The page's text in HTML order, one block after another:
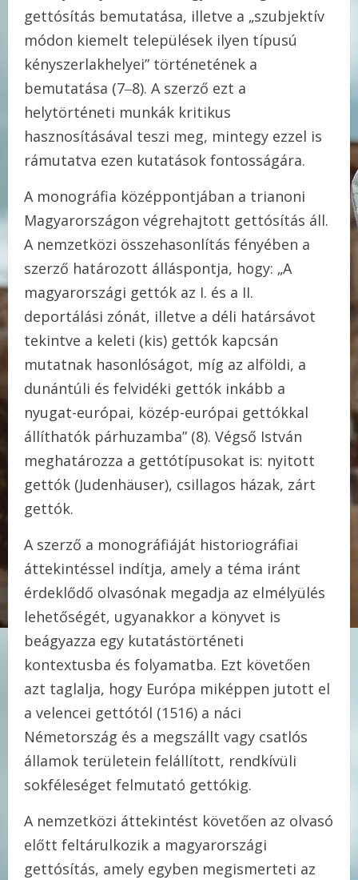
gettósítás bemutatása, illetve a „szubjektív
módon kiemelt települések ilyen típusú
kényszerlakhelyei” történetének a
bemutatása (7‒8). A szerző ezt a
helytörténeti munkák kritikus
hasznosításával teszi meg, mintegy ezzel is
rámutatva ezen kutatások fontosságára.
A monográfia középpontjában a trianoni
Magyarországon végrehajtott gettósítás áll.
A nemzetközi összehasonlítás fényében a
szerző határozott álláspontja, hogy: „A
magyarországi gettók az I. és a II.
deportálási zónát, illetve a déli határsávot
tekintve a keleti (kis) gettók kapcsán
mutatnak hasonlóságot, míg az alföldi, a
dunántúli és felvidéki gettók inkább a
nyugat-európai, közép-európai gettókkal
állíthatók párhuzamba” (8). Végső István
meghatározza a gettótípusokat is: nyitott
gettók (Judenhäuser), csillagos házak, zárt
gettók.
A szerző a monográfiáját historiográfiai
áttekintéssel indítja, amely a téma iránt
érdeklődő olvasónak megadja az elmélyülés
lehetőségét, ugyanakkor a könyvet is
beágyazza egy kutatástörténeti
kontextusba és folyamatba. Ezt követően
azt taglalja, hogy Európa miképpen jutott el
a velencei gettótól (1516) a náci
Németország és a megszállt vagy csatlós
államok területein felállított, rendkívüli
sokféleséget felmutató gettókig.
A nemzetközi áttekintést követően az olvasó
előtt feltárulkozik a magyarországi
gettósítás, amely egyben megismerteti az